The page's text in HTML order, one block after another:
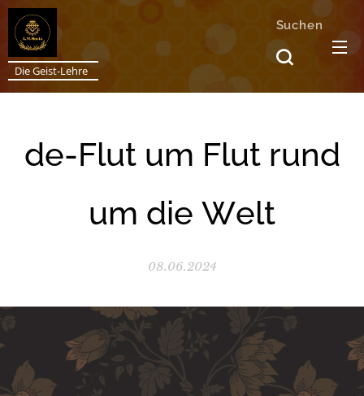
Die Geist-Lehre
Suchen
de-Flut um Flut rund
um die Welt
08.06.2024